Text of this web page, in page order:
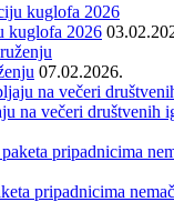
kuglofa 2026
07.02.2026.
na večeri društvenih
pripadnicima